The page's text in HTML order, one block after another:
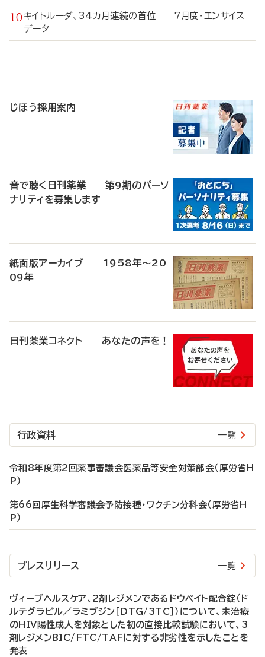
キイトルーダ、34カ月連続の首位 7月度・エンサイス
データ
じほう採用案内
音で聴く日刊薬業 第9期のパーソ
ナリティを募集します
紙面版アーカイブ 1958年～20
09年
日刊薬業コネクト あなたの声を！
行政資料 一覧
令和8年度第2回薬事審議会医薬品等安全対策部会（厚労省H
P）
第66回厚生科学審議会予防接種・ワクチン分科会（厚労省H
P）
プレスリリース 一覧
ヴィーブヘルスケア、2剤レジメンであるドウベイト配合錠（ド
ルテグラビル／ラミブジン［DTG/3TC］）について、未治療
のHIV陽性成人を対象とした初の直接比較試験において、3
剤レジメンBIC/FTC/TAFに対する非劣性を示したことを
発表